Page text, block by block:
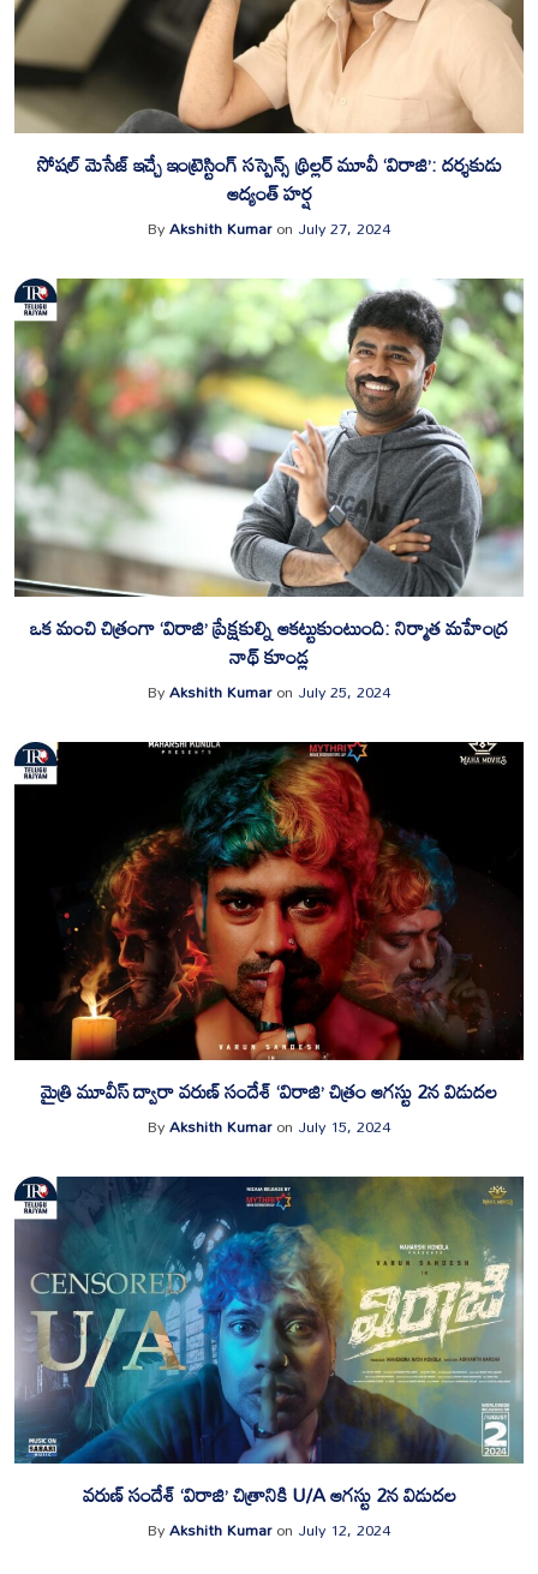
సోషల్ మెసేజ్ ఇచ్చే ఇంట్రెస్టింగ్ సస్పెన్స్ థ్రిల్లర్ మూవీ ‘విరాజి’: దర్శకుడు
ఆద్యంత్ హర్ష
ByAkshith Kumaron July 27, 2024
ఒక మంచి చిత్రంగా ‘విరాజి’ ప్రేక్షకుల్ని ఆకట్టుకుంటుంది: నిర్మాత మహేంద్ర
నాథ్ కూండ్ల
ByAkshith Kumaron July 25, 2024
మైత్రి మూవీస్ ద్వారా వరుణ్ సందేశ్ ‘విరాజి’ చిత్రం ఆగస్టు 2న విడుదల
ByAkshith Kumaron July 15, 2024
వరుణ్ సందేశ్ ‘విరాజి’ చిత్రానికి U/A ఆగస్టు 2న విడుదల
ByAkshith Kumaron July 12, 2024